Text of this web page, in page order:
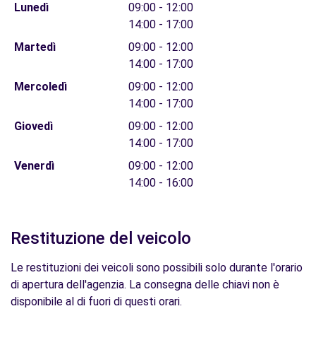
Lunedì
09:00 - 12:00
14:00 - 17:00
Martedì
09:00 - 12:00
14:00 - 17:00
Mercoledì
09:00 - 12:00
14:00 - 17:00
Giovedì
09:00 - 12:00
14:00 - 17:00
Venerdì
09:00 - 12:00
14:00 - 16:00
Restituzione del veicolo
Le restituzioni dei veicoli sono possibili solo durante l'orario
di apertura dell'agenzia. La consegna delle chiavi non è
disponibile al di fuori di questi orari.